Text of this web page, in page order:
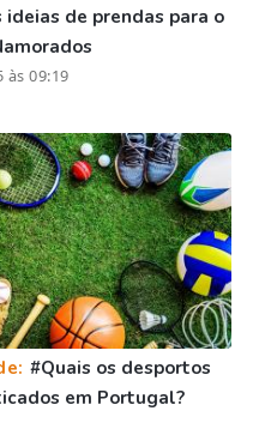
ideias de prendas para o
às 09:19
#Quais os desportos
em Portugal?